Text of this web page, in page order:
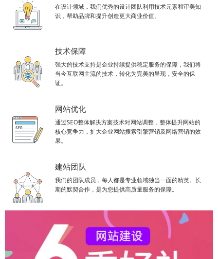
在设计领域，我们优秀的设计团队利用技术元素和审美知
识，帮助品牌和提升创造更大商业价值。
技术保障
强大的技术支持是企业持续提供稳定服务的保障，我们将
当今互联网主流的技术，转化为完美的呈现，安全的保
证。
网站优化
通过SEO整体解决方案技术对网站调整，整体提升网站的
核心竞争力，扩大企业网站搜索引擎营销及网络营销的效
果。
建站团队
我们的团队成员，每人都是专业领域独当一面的精英。长
期的默契合作，是为您提供高质量服务的保障。